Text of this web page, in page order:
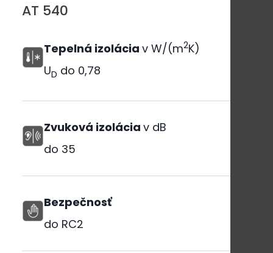
AT 540
Tepelná izolácia v W/(m2K)
UD do 0,78
Zvuková izolácia v dB
do 35
Bezpečnosť
do RC2